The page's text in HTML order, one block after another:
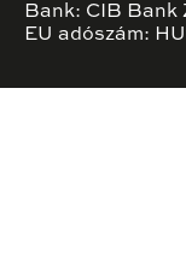
Bank: CIB Bank
EU adószám: